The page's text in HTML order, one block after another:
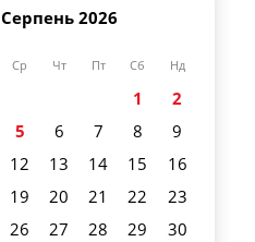
Серпень 2026
Ср Чт Пт Сб Нд
1
2
5 6 7 8
9
12 13 14 15
16
19 20 21 22
23
26 27 28 29
30